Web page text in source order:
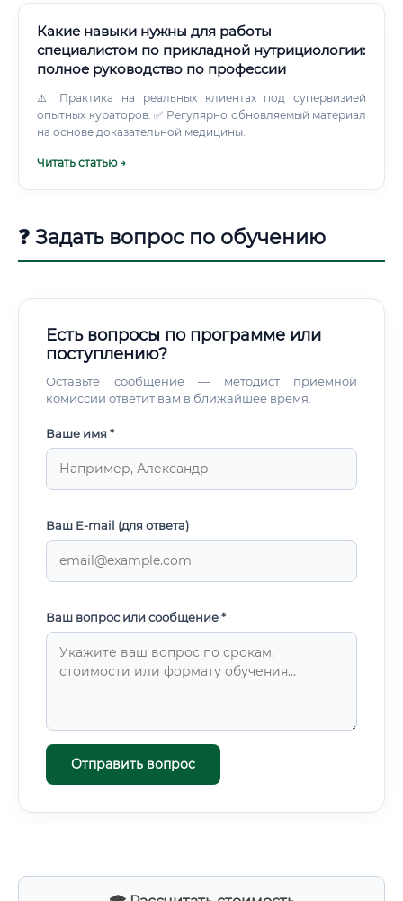
Какие навыки нужны для работы
специалистом по прикладной нутрициологии:
полное руководство по профессии
⚠️ Практика на реальных клиентах под супервизией
опытных кураторов. ✅ Регулярно обновляемый материал
на основе доказательной медицины.
Читать статью →
❓ Задать вопрос по обучению
Есть вопросы по программе или
поступлению?
Оставьте сообщение — методист приемной
комиссии ответит вам в ближайшее время.
Ваше имя *
Ваш E-mail (для ответа)
Ваш вопрос или сообщение *
Отправить вопрос